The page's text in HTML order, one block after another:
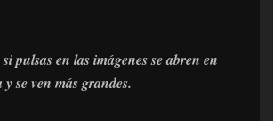
pulsas en las imágenes se abren en
se ven más grandes.